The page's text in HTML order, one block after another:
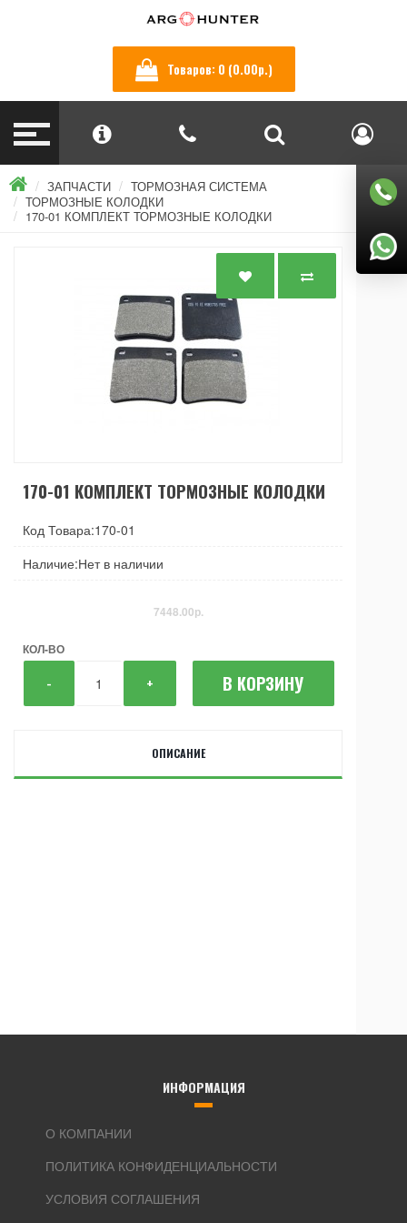
Товаров: 0 (0.00р.)
ЗАПЧАСТИ
ТОРМОЗНАЯ СИСТЕМА
ТОРМОЗНЫЕ КОЛОДКИ
170-01 КОМПЛЕКТ ТОРМОЗНЫЕ КОЛОДКИ
170-01 КОМПЛЕКТ ТОРМОЗНЫЕ КОЛОДКИ
Код Товара:170-01
Наличие:Нет в наличии
7448.00р.
КОЛ-ВО
- + В КОРЗИНУ
ОПИСАНИЕ
ИНФОРМАЦИЯ
О КОМПАНИИ
ПОЛИТИКА КОНФИДЕНЦИАЛЬНОСТИ
УСЛОВИЯ СОГЛАШЕНИЯ